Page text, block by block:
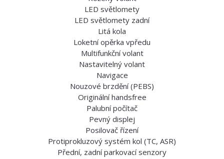
LED světlomety
LED světlomety zadní
Litá kola
Loketní opěrka vpředu
Multifunkční volant
Nastavitelný volant
Navigace
Nouzové brzdění (PEBS)
Originální handsfree
Palubní počítač
Pevný displej
Posilovač řízení
Protiprokluzový systém kol (TC, ASR)
Přední, zadní parkovací senzory